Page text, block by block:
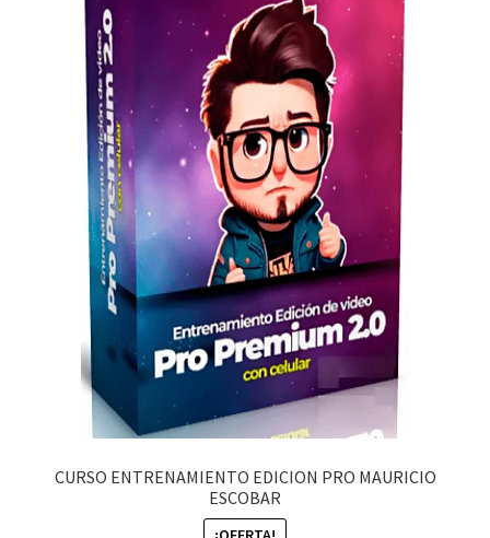
CURSO ENTRENAMIENTO EDICION PRO MAURICIO
ESCOBAR